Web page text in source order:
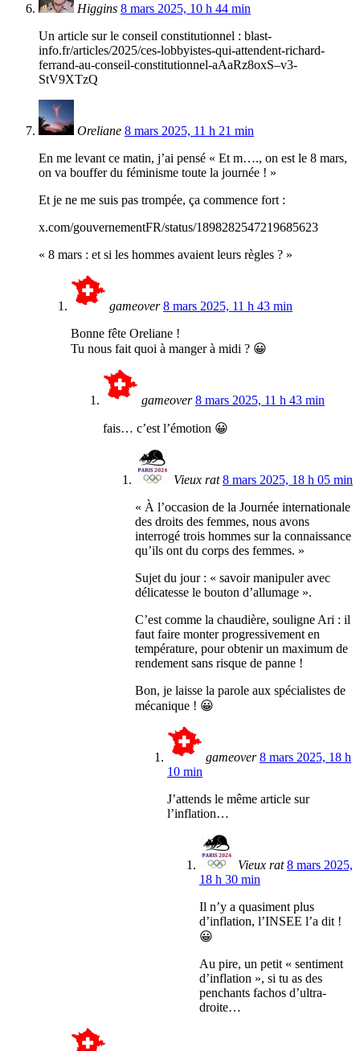
Higgins 8 mars 2025, 10 h 44 min
Un article sur le conseil constitutionnel : blast-
info.fr/articles/2025/ces-lobbyistes-qui-attendent-richard-
ferrand-au-conseil-constitutionnel-aAaRz8oxS–v3-
StV9XTzQ
Oreliane 8 mars 2025, 11 h 21 min
En me levant ce matin, j’ai pensé « Et m…., on est le 8 mars,
on va bouffer du féminisme toute la journée ! »
Et je ne me suis pas trompée, ça commence fort :
x.com/gouvernementFR/status/1898282547219685623
« 8 mars : et si les hommes avaient leurs règles ? »
gameover 8 mars 2025, 11 h 43 min
Bonne fête Oreliane !
Tu nous fait quoi à manger à midi ? 😀
gameover 8 mars 2025, 11 h 43 min
fais… c’est l’émotion 😀
Vieux rat 8 mars 2025, 18 h 05 min
« À l’occasion de la Journée internationale
des droits des femmes, nous avons
interrogé trois hommes sur la connaissance
qu’ils ont du corps des femmes. »
Sujet du jour : « savoir manipuler avec
délicatesse le bouton d’allumage ».
C’est comme la chaudière, souligne Ari : il
faut faire monter progressivement en
température, pour obtenir un maximum de
rendement sans risque de panne !
Bon, je laisse la parole aux spécialistes de
mécanique ! 😀
gameover 8 mars 2025, 18 h
10 min
J’attends le même article sur
l’inflation…
Vieux rat 8 mars 2025,
18 h 30 min
Il n’y a quasiment plus
d’inflation, l’INSEE l’a dit !
😀
Au pire, un petit « sentiment
d’inflation », si tu as des
penchants fachos d’ultra-
droite…